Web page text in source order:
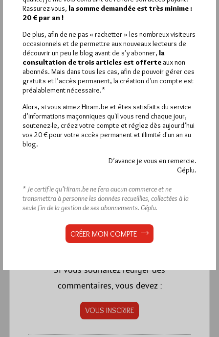
L’annonce est effectivement grandiloquante. Faut-il en rire ou
en pleurer ?
Bref il se mouche pas avec le coude le Grand Maitre comme on
dit par chez moi.
Enfin le principal c’est d’y croire…
CORTO
16 FÉVRIER 2010 À 10H11 / RÉPONDRE
Toutes mes félicitations pour ton superbe article sur la
réouverture du Musée de la Franc-Maçonnerie.Tu as
parfaitement synthétisé tous les nouveaux éléments
importants, mis en évidence les différents espaces proposés,
la nouvelle décoration des volumes, la mise en valeur des
C’ est vraiment un nouveau Musée de la Franc-Maçonnerie
libérale et adogmatique, c’ est bien vrai et surtout ouvert à
La rédaction de commentaires est
Si vous souhaitez rédiger des
commentaires, vous devez :
VOUS INSCRIRE
Rassurez-vous, la somme demandée est très minime :
20 € par an !
De plus, afin de ne pas « racketter » les nombreux visiteurs
occasionnels et de permettre aux nouveaux lecteurs de
découvrir un peu le blog avant de s’y abonner, la
consultation de trois articles est offerte aux non
abonnés. Mais dans tous les cas, afin de pouvoir gérer ces
gratuits et l’accès permanent, la création d'un compte est
préalablement nécessaire.*
Alors, si vous aimez Hiram.be et êtes satisfaits du service
d’informations maçonniques qu'il vous rend chaque jour,
soutenez-le, créez votre compte et réglez dès aujourd’hui
vos 20 € pour votre accès permanent et illimité d'un an au
blog.
D’avance je vous en remercie.
Géplu.
* Je certifie qu’Hiram.be ne fera aucun commerce et ne
transmettra à personne les données recueillies, collectées à la
seule fin de la gestion de ses abonnements. Géplu.
CRÉER MON COMPTE